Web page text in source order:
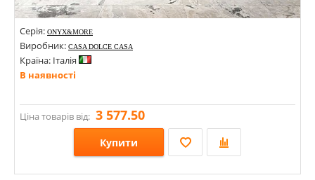
Серія: ONYX&MORE
Виробник: CASA DOLCE CASA
Країна: Італія
В наявності
Ціна товарів від: 3 577.50
Купити